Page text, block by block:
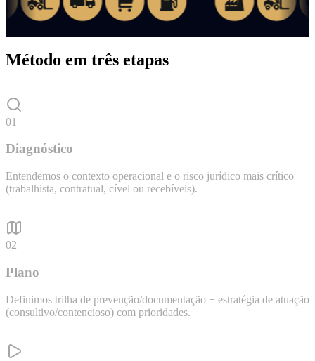
Método em três etapas
01
Diagnóstico
Entendemos o contexto operacional e o risco jurídico mais crítico
(trabalhista, contratual, cível ou recebíveis).
02
Plano
Definimos trilha de prevenção/documentação + estratégia de atuação
(consultivo/contencioso) com prioridades.